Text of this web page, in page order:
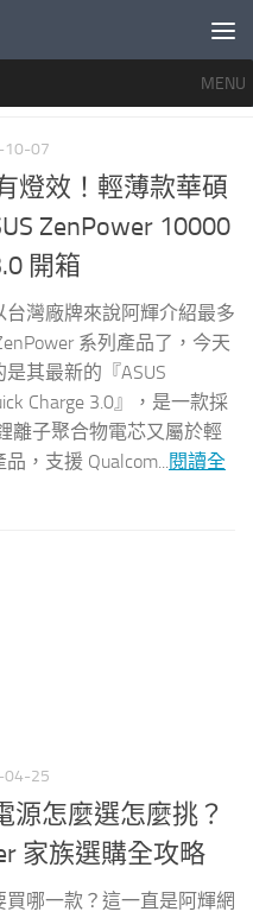
MENU
10-07
燈效！輕薄款華碩
ZenPower 10000
開箱
灣廠牌來說阿輝介紹最多
系列產品了，今天
其最新的『ASUS
Charge 3.0』，是一款採
離子聚合物電芯又屬於輕
，支援 Qualcom...閱讀全
04-25
源怎麼選怎麼挑？
家族選購全攻略
哪一款？這一直是阿輝網